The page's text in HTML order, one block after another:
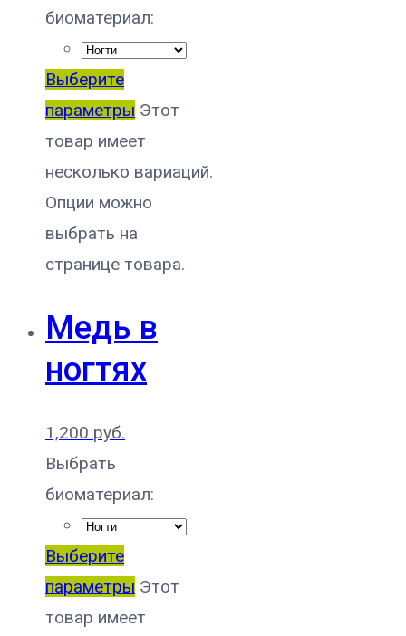
биоматериал:
Выберите
параметры Этот
товар имеет
несколько вариаций.
Опции можно
выбрать на
странице товара.
Медь в
ногтях
1,200 руб.
Выбрать
биоматериал:
Выберите
параметры Этот
товар имеет